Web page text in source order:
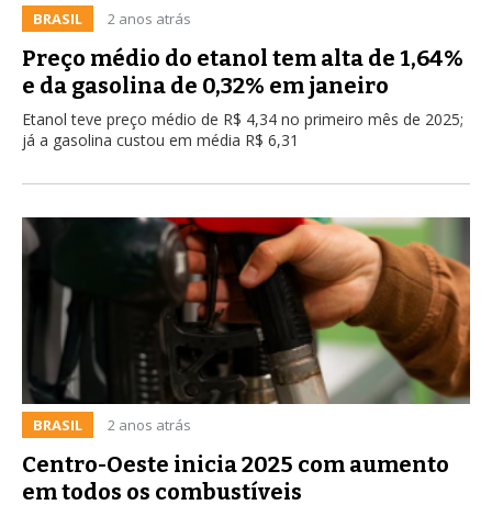
BRASIL 2 anos atrás
Preço médio do etanol tem alta de 1,64%
e da gasolina de 0,32% em janeiro
Etanol teve preço médio de R$ 4,34 no primeiro mês de 2025;
já a gasolina custou em média R$ 6,31
BRASIL 2 anos atrás
Centro-Oeste inicia 2025 com aumento
em todos os combustíveis